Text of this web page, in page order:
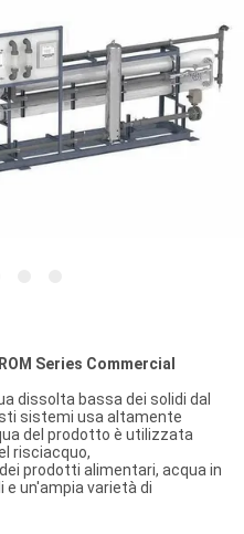
Series Commercial
dissolta bassa dei solidi dal
sistemi usa altamente
del prodotto è utilizzata
risciacquo,
prodotti alimentari, acqua in
e un'ampia varietà di